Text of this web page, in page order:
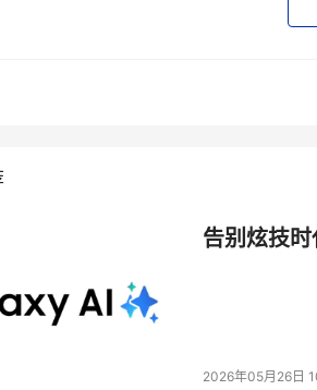
告别炫技
2026年05月26日